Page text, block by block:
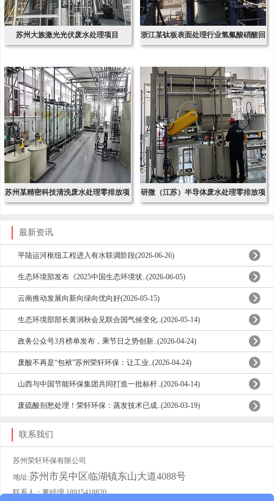
苏州大族激光光伏废水处理项目 浙江某钛板表面处理行业氢氟酸硝酸回
苏州某精密科技清洗废水处理零排放项 研微（江苏）半导体废水处理零排放项
最新资讯
平陆运河枢纽工程进入有水联调阶段(2026-06-26)
生态环境部发布《2025中国生态环境状..(2026-06-05)
云南推动发展向新向绿向优向好(2026-05-15)
生态环境部部长黄润秋会见联合国气候变化..(2026-05-14)
政务公众号3月榜单发布，乘节日之势创新..(2026-04-24)
废酸不再是“包袱”苏州荣轩环保：让工业..(2026-04-24)
山西与中国节能环保集团共同打造一批标杆..(2026-04-14)
废硫酸别愁处理！荣轩环保：蒸发技术已成..(2026-03-19)
联系我们
苏州荣轩环保有限公司
地址:苏州市吴中区临湖镇东山大道4088号
联系人：董经理 18915418820